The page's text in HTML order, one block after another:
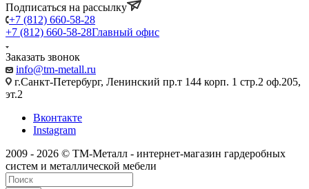
Подписаться на рассылку
+7 (812) 660-58-28
+7 (812) 660-58-28Главный офис
Заказать звонок
info@tm-metall.ru
г.Санкт-Петербург, Ленинский пр.т 144 корп. 1 стр.2 оф.205,
эт.2
Вконтакте
Instagram
2009 - 2026 © ТМ-Металл - интернет-магазин гардеробных
систем и металлической мебели